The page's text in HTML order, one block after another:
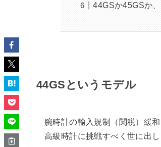
44GSか45GSか
44GSというモデル
腕時計の輸入規制（関税）緩
高級時計に挑戦すべく世に出